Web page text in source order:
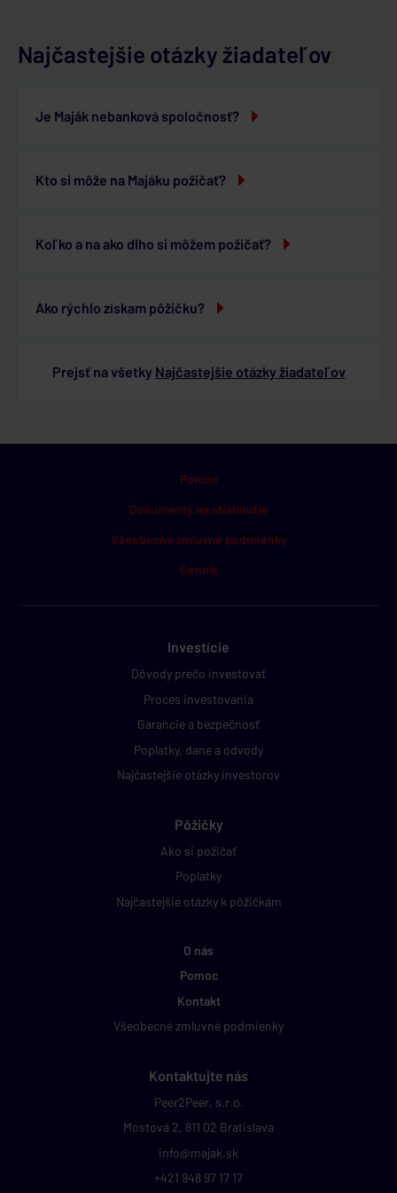
Najčastejšie otázky žiadateľov
Je Maják nebanková spoločnosť?
Kto si môže na Majáku požičať?
Koľko a na ako dlho si môžem požičať?
Ako rýchlo získam pôžičku?
Prejsť na všetky Najčastejšie otázky žiadateľov
Pomoc
Dokumenty na stiahnutie
Všeobecné zmluvné podmienky
Cenník
Investície
Dôvody prečo investovať
Proces investovania
Garancie a bezpečnosť
Poplatky, dane a odvody
Najčastejšie otázky investorov
Pôžičky
Ako si požičať
Poplatky
Najčastejšie otázky k pôžičkám
O nás
Pomoc
Kontakt
Všeobecné zmluvné podmienky
Kontaktujte nás
Peer2Peer, s.r.o.
Mostová 2, 811 02 Bratislava
info@majak.sk
+421 948 97 17 17